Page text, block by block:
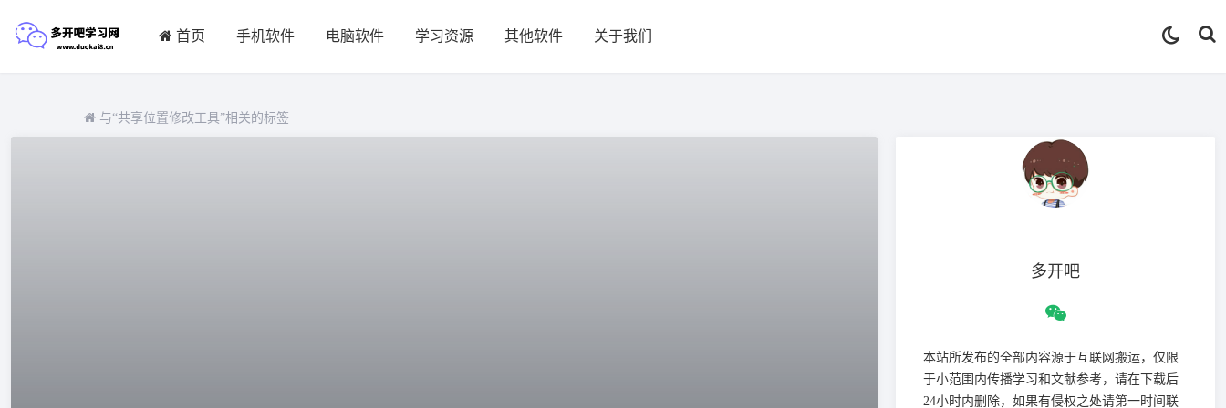
首页 手机软件 电脑软件 学习资源 其他软件 关于我们
与“共享位置修改工具”相关的标签
多开吧
本站所发布的全部内容源于互联网搬运，仅限
于小范围内传播学习和文献参考，请在下载后
24小时内删除，如果有侵权之处请第一时间联